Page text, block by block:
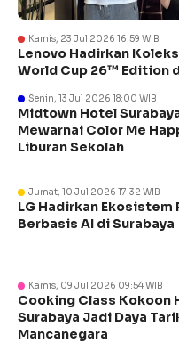
Kamis, 23 Jul 2026 16:59 WIB
Lenovo Hadirkan
World Cup 26™ Edition
Senin, 13 Jul 2026 18:00 WIB
Midtown Hotel
Mewarnai Color Me
Liburan Sekolah
Jumat, 10 Jul 2026 17:32 WIB
LG Hadirkan Ekosistem
Berbasis AI di Surabaya
Kamis, 09 Jul 2026 09:54 WIB
Cooking Class Kokoon
Surabaya Jadi Daya
Mancanegara